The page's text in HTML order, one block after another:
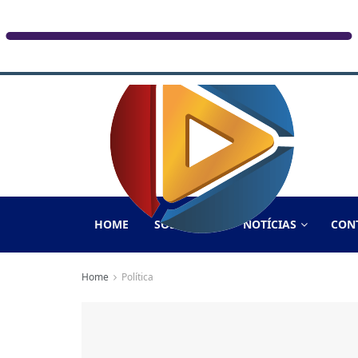
HOME SOBRE NÓS NOTÍCIAS
Home Política